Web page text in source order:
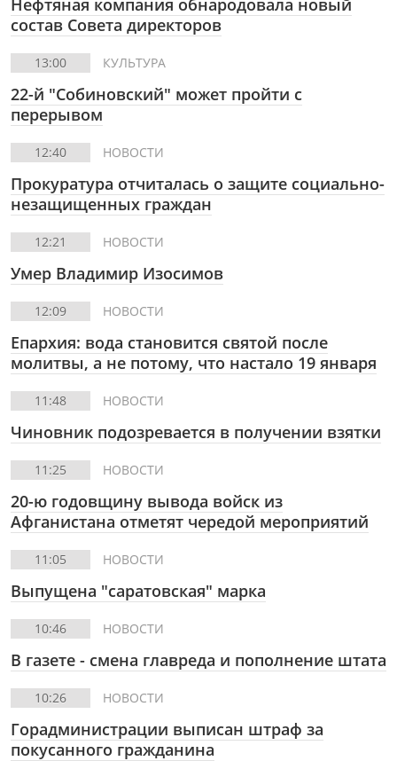
Нефтяная компания обнародовала новый
состав Совета директоров
13:00 КУЛЬТУРА
22-й "Собиновский" может пройти с
перерывом
12:40 НОВОСТИ
Прокуратура отчиталась о защите социально-
незащищенных граждан
12:21 НОВОСТИ
Умер Владимир Изосимов
12:09 НОВОСТИ
Епархия: вода становится святой после
молитвы, а не потому, что настало 19 января
11:48 НОВОСТИ
Чиновник подозревается в получении взятки
11:25 НОВОСТИ
20-ю годовщину вывода войск из
Афганистана отметят чередой мероприятий
11:05 НОВОСТИ
Выпущена "саратовская" марка
10:46 НОВОСТИ
В газете - смена главреда и пополнение штата
10:26 НОВОСТИ
Горадминистрации выписан штраф за
покусанного гражданина